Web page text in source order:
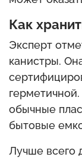
Как
Эксперт
канистры.
обычные
бытовые
Лучше всего